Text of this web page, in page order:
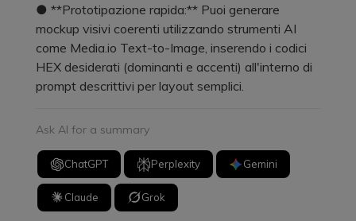
● **Prototipazione rapida:** Puoi generare
mockup visivi coerenti utilizzando strumenti AI
come Media.io Text-to-Image, inserendo i codici
HEX desiderati (dominanti e accenti) all'interno di
prompt descrittivi per layout semplici.
Ask AI for a summary
ChatGPT Perplexity Gemini
Claude Grok